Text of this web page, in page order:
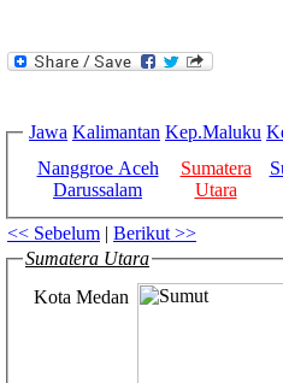
Jawa Kalimantan Kep.Maluku
Nanggroe Aceh
Darussalam
Sumatera
Utara
<< Sebelum | Berikut >>
Sumatera Utara
Kota Medan